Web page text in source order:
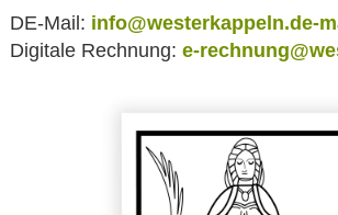
DE-Mail: info@westerkappeln.de-
Digitale Rechnung: e-